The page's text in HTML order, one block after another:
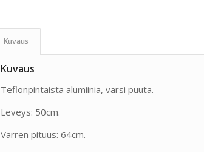
Kuvaus
Kuvaus
Teflonpintaista alumiinia, varsi puuta.
Leveys: 50cm.
Varren pituus: 64cm.